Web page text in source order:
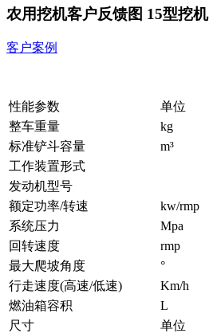
农用挖机客户反馈图 15型挖机
客户案例
性能参数 单位
整车重量
kg
标准铲斗容量
m³
工作装置形式
发动机型号
额定功率/转速
kw/rmp
系统压力
Mpa
回转速度
rmp
最大爬坡角度
°
行走速度(高速/低速)
Km/h
燃油箱容积
L
尺寸
单位